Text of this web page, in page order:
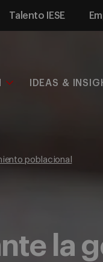
Talento IESE
IDEAS &
poblacional
la